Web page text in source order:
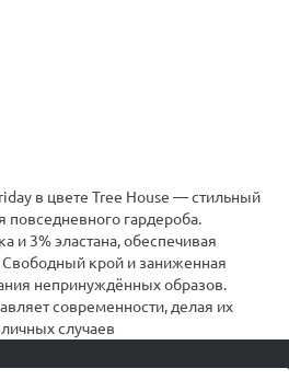
в цвете Tree House — стильный
гардероба.
и 3% эластана, обеспечивая
Свободный крой и заниженная
непринуждённых образов.
современности, делая их
случаев